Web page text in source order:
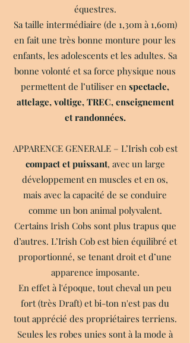
équestres.
Sa taille intermédiaire (de 1,30m à 1,60m)
en fait une très bonne monture pour les
enfants, les adolescents et les adultes. Sa
bonne volonté et sa force physique nous
permettent de l’utiliser en spectacle,
attelage, voltige, TREC, enseignement
et randonnées.
APPARENCE GENERALE – L’Irish cob est
compact et puissant, avec un large
développement en muscles et en os,
mais avec la capacité de se conduire
comme un bon animal polyvalent.
Certains Irish Cobs sont plus trapus que
d’autres. L’Irish Cob est bien équilibré et
proportionné, se tenant droit et d’une
apparence imposante.
En effet à l'époque, tout cheval un peu
fort (très Draft) et bi-ton n'est pas du
tout apprécié des propriétaires terriens.
Seules les robes unies sont à la mode à